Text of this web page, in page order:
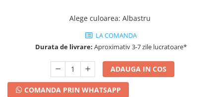
Alege culoarea: Albastru
LA COMANDA
Durata de livrare: Aproximativ 3-7 zile lucratoare*
ADAUGA IN COS
COMANDA PRIN WHATSAPP